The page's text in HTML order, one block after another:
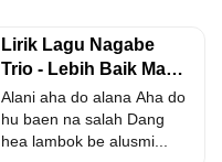
Lirik Lagu Nagabe
Trio - Lebih Baik Ma
Putus
Alani aha do alana Aha do
hu baen na salah Dang
hea lambok be alusmi...